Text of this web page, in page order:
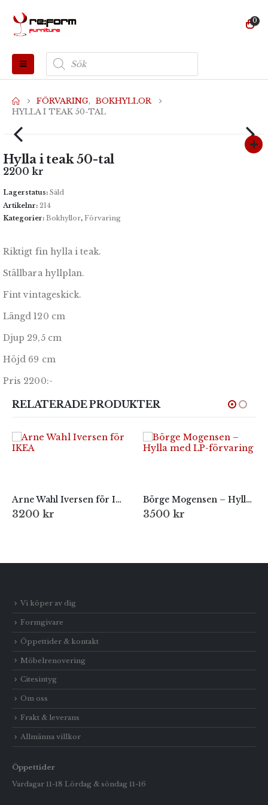
0
Produktsökning
FÖRVARING, BOKHYLLOR
HYLLA I TEAK 50-TAL
Hylla i teak 50-tal
2200 kr
Lagerstatus: Såld
Artikelnr: 214
Kategorier: Bokhyllor, Förvaring
Riktigt fin hylla i teak.
Ställbara hyllplan.
Fint vintageskick.
Längd 120 cm
Djup 29,5 cm
Höjd 69 cm
Pris 2200:-
RELATERADE PRODUKTER
Arne Wahl Iversen för IKEA
3200 kr
Börge Mogensen – Hylla med LP-förvaring
3500 kr
Vi köper av dig
Formgivare
Öppettider & kontakt
Möbelrenovering
Citesintyg
Om oss
Frakt & leverans
Allmänna villkor
Öppettider
Vardagar 11-18 Lördag & söndag 11-16